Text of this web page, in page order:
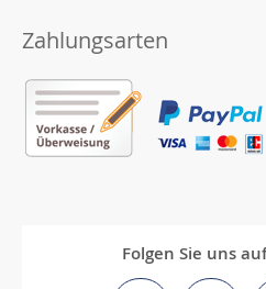
Zahlungsarten
Folgen Sie uns